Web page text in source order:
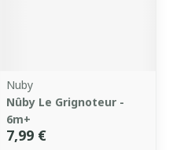
Nuby
Nûby Le Grignoteur -
6m+
7,99 €